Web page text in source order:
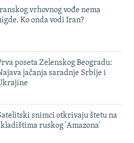
vrhovnog vođe nema
Ko onda vodi Iran?
poseta Zelenskog Beogradu:
jačanja saradnje Srbije i
snimci otkrivaju štetu na
ruskog 'Amazona'